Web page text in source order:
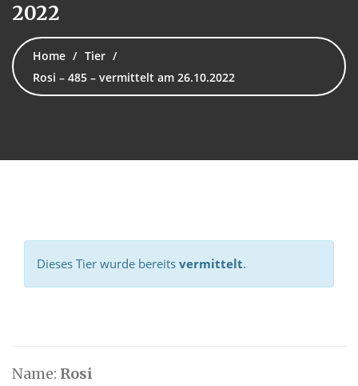
2022
Home
Tier
Rosi – 485 – vermittelt am 26.10.2022
Dieses Tier wurde bereits vermittelt.
Name: Rosi